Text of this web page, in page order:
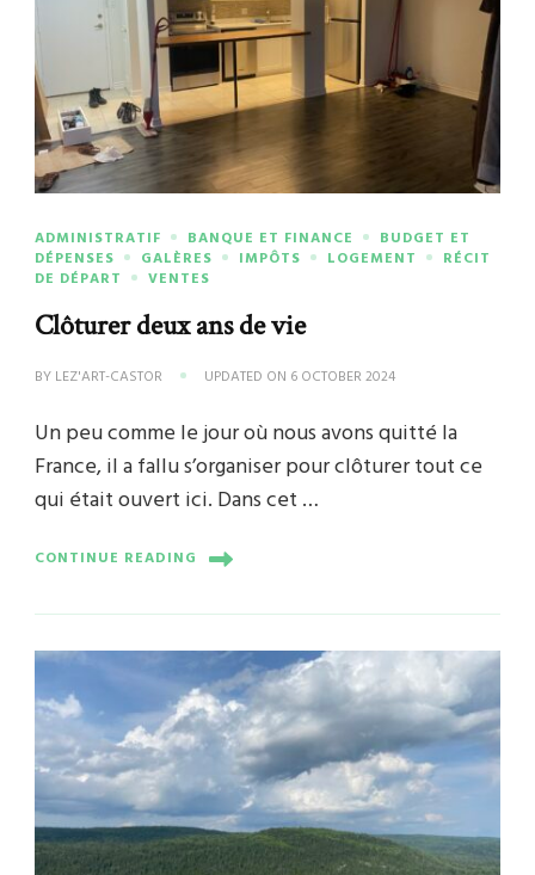
ADMINISTRATIF BANQUE ET FINANCE
BUDGET ET
DÉPENSES
GALÈRES IMPÔTS LOGEMENT
RÉCIT
DE DÉPART
VENTES
Clôturer deux ans de vie
BY LEZ'ART-CASTOR UPDATED ON 6 OCTOBER 2024
Un peu comme le jour où nous avons quitté la
France, il a fallu s’organiser pour clôturer tout ce
qui était ouvert ici. Dans cet …
CONTINUE READING